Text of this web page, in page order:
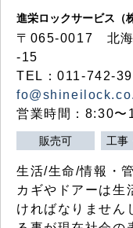
進栄ロックサービス（
〒065-0017 北海
-15
TEL：011-742-
営業時間：8:30〜
販売可 工事
生活/生命/情報・
カギやドアーは生
ければなりません